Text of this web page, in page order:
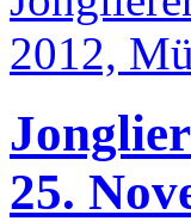
2012,
25.